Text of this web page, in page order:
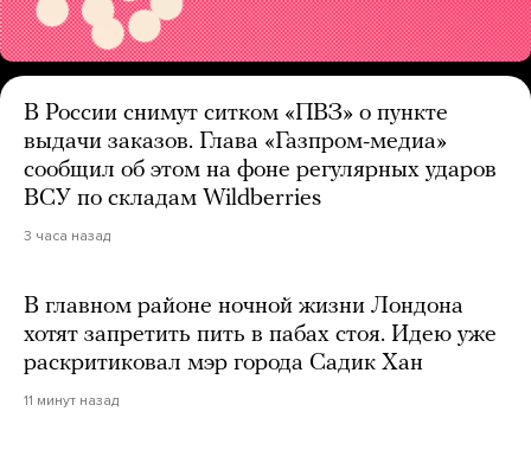
В России снимут ситком «ПВЗ» о пункте
выдачи заказов. Глава «Газпром-медиа»
сообщил об этом на фоне регулярных ударов
ВСУ по складам Wildberries
3 часа назад
В главном районе ночной жизни Лондона
хотят запретить пить в пабах стоя. Идею уже
раскритиковал мэр города Садик Хан
11 минут назад